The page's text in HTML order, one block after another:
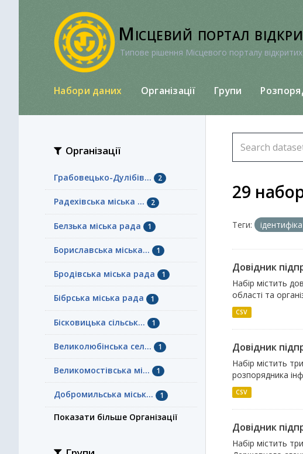
Місцевий портал
Типове рішення Місцевого порталу
Набори даних Організації Групи
Організації
Грабовецько-Дулібів... 2
Радехівська міська ... 2
Белзька міська рада 1
Бориславська міська... 1
Бродівська міська рада 1
Бібрська міська рада 1
Бісковицька сільськ... 1
Великолюбінська сел... 1
Великомостівська мі... 1
Добромильська міськ... 1
Показати більше Організації
29
Теги:
Довідник
Набір містить
області та
CSV
Довідник
Набір містить
розпорядника
CSV
Довідник
Набір містить